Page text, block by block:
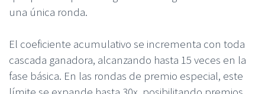
una única ronda.
El coeficiente acumulativo se incrementa con toda
cascada ganadora, alcanzando hasta 15 veces en la
fase básica. En las rondas de premio especial, este